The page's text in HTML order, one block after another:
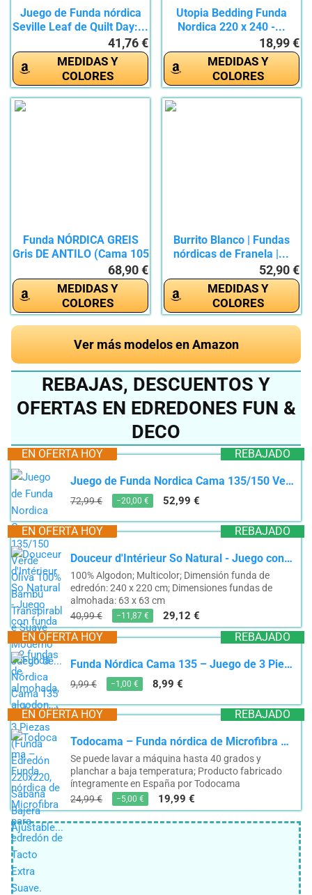
Juego de Funda nórdica
Seville Leaf de Quilt Day:...
41,76 €
MEDIDAS Y
COLORES
Utopia Bedding Funda
Nordica 220 x 240 -...
18,99 €
MEDIDAS Y
COLORES
Funda NÓRDICA GREIS
Gris DE ANTILO (Cama 105
68,90 €
MEDIDAS Y
COLORES
Burrito Blanco | Fundas
nórdicas de Franela |...
52,90 €
MEDIDAS Y
COLORES
Ver más modelos en Amazon
REBAJAS, DESCUENTOS Y
OFERTAS EN EDREDONES FUN &
DECO
REBAJADO
EN OFERTA HOY
Juego de Funda Nordica Cama 135/150 Verde Oliva 100% Bambú Transpirable Suave Moderno Juego de...
72,99 € −20,00 € 52,99 €
REBAJADO
EN OFERTA HOY
Douceur d'Intérieur So Natural - Juego con funda de edredón y 2 fundas de almohada, algodon,...
100% Algodon; Multicolor; Dimensión funda de
edredón: 240 x 220 cm; Dimensiones fundas de
almohada: 63 x 63 cm
40,99 €
−11,87 € 29,12 €
REBAJADO
EN OFERTA HOY
Funda Nórdica Cama 135 – Juego de 3 Piezas (Funda Edredón 220x220, Sábana Bajera Ajustable...
9,99 € −1,00 € 8,99 €
REBAJADO
EN OFERTA HOY
Todocama – Funda nórdica de Microfibra para edredón de Tacto Extra Suave. (Beig - Cama...
Se puede lavar a máquina hasta 40 grados y
planchar a baja temperatura; Producto fabricado
íntegramente en España por Todocama
24,99 €
−5,00 € 19,99 €